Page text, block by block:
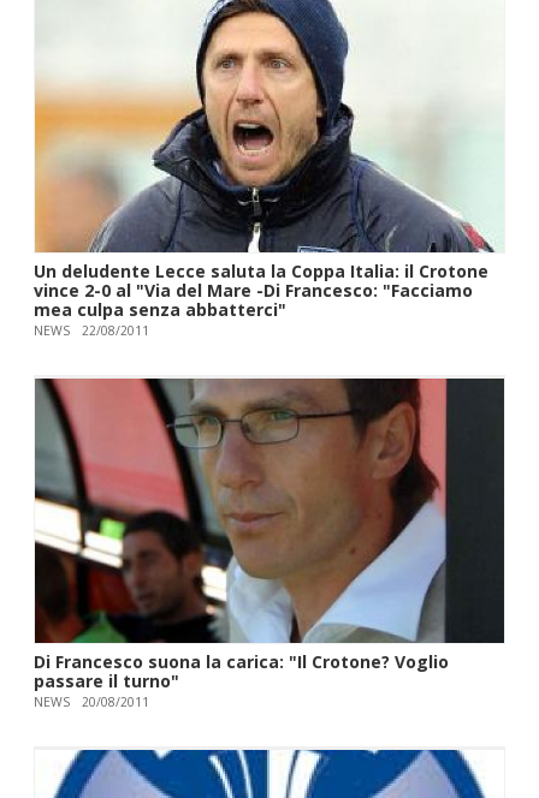
Un deludente Lecce saluta la Coppa Italia: il Crotone
vince 2-0 al "Via del Mare -Di Francesco: "Facciamo
mea culpa senza abbatterci"
NEWS 22/08/2011
Di Francesco suona la carica: "Il Crotone? Voglio
passare il turno"
NEWS 20/08/2011